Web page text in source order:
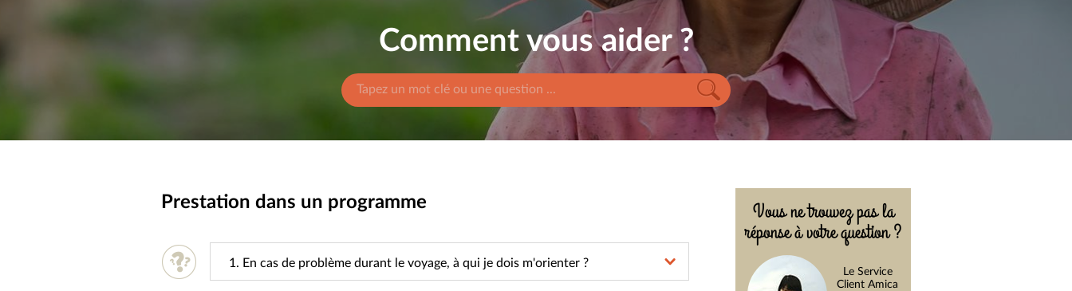
Comment vous aider ?
Prestation dans un programme
1. En cas de problème durant le voyage, à qui je dois m'orienter ?
Vous ne trouvez pas la
réponse à votre question ?
Le Service
Client Amica